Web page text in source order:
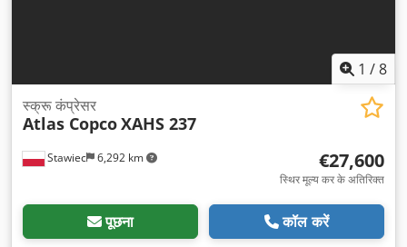
1 /8
Stawiec 6,292 km
स्क्रू कंप्रेसर
Atlas CopcoXAHS 237
€27,600
स्थिर मूल्य कर के अतिरिक्त
पूछना कॉल करें